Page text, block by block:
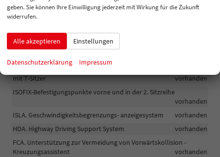
MCB. Sekundärer Kollisionsvermeidungsassistent
LED-Nebelschlussleuchte
mit 7-Sitzer
vorhanden
ISOFIX-Befestigungspunkte vorne und in der 2. Sitzreihe
vorhanden
ISLA. Geschwindigkeitsbegrenzungs- anzeigesystem
vorhanden
HDA. Highway Driving Support System
vorhanden
FCA. Unterstützung zur Vermeidung von Vorwärtskollision -
Kreuzungsassistent
vorhanden
geben. Sie können Ihre Einwilligung jederzeit mit Wirkung für die Zukunft
widerrufen.
Alle akzeptieren Einstellungen
Datenschutzerklärung Impressum